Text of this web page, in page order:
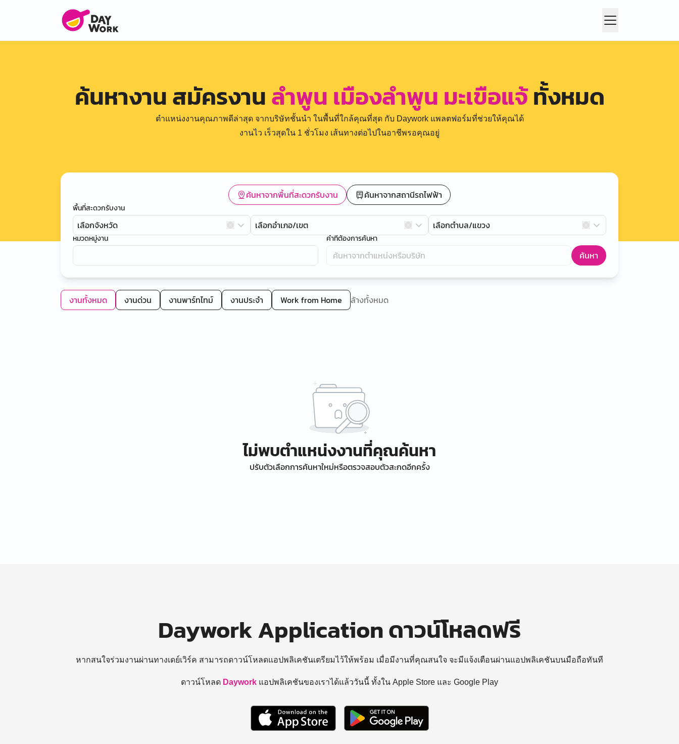
ค้นหางาน สมัครงานลำพูน เมืองลำพูน มะเขือแจ้ทั้งหมด
ตำแหน่งงานคุณภาพดีล่าสุด จากบริษัทชั้นนำ ในพื้นที่ใกล้คุณที่สุด กับ Daywork แพลตฟอร์มที่ช่วยให้คุณได้
งานไว เร็วสุดใน 1 ชั่วโมง เส้นทางต่อไปในอาชีพรอคุณอยู่
ค้นหาจากพื้นที่สะดวกรับงาน ค้นหาจากสถานีรถไฟฟ้า
พื้นที่สะดวกรับงาน
เลือกจังหวัด เลือกอำเภอ/เขต เลือกตำบล/แขวง
หมวดหมู่งาน คำที่ต้องการค้นหา
ค้นหา
งานทั้งหมด งานด่วน งานพาร์ทไทม์ งานประจำ Work from Home ล้างทั้งหมด
ไม่พบตำแหน่งงานที่คุณค้นหา
ปรับตัวเลือกการค้นหาใหม่หรือตรวจสอบตัวสะกดอีกครั้ง
Daywork Application ดาวน์โหลดฟรี
หากสนใจร่วมงานผ่านทางเดย์เวิร์ค สามารถดาวน์โหลดแอปพลิเคชันเตรียมไว้ให้พร้อม เมื่อมีงานที่คุณสนใจ จะมีแจ้งเตือนผ่านแอปพลิเคชันบนมือถือทันที
ดาวน์โหลด Daywork แอปพลิเคชันของเราได้แล้ววันนี้ ทั้งใน Apple Store และ Google Play